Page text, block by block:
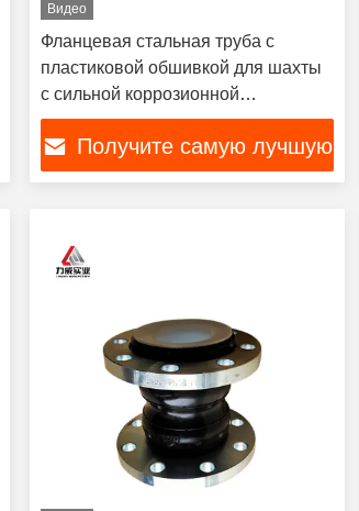
Видео
Фланцевая стальная труба с
пластиковой обшивкой для шахты
с сильной коррозионной
стойкостью
Получите самую лучшую